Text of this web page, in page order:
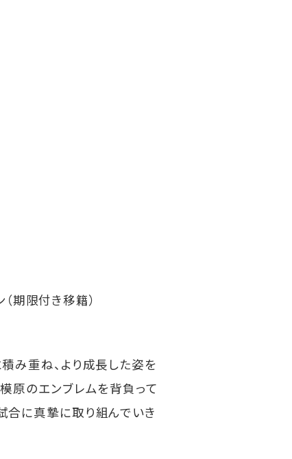
期限付き移籍）
み重ね、より成長した姿を
原のエンブレムを背負って
合に真摯に取り組んでいき